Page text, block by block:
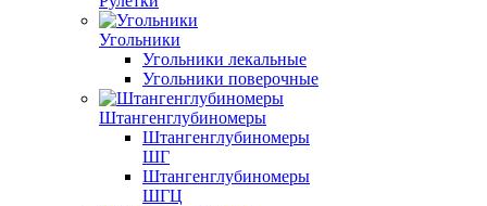
Угольники
Угольники лекальные
Угольники поверочные
Штангенглубиномеры
Штангенглубиномеры
ШГ
Штангенглубиномеры
ШГЦ